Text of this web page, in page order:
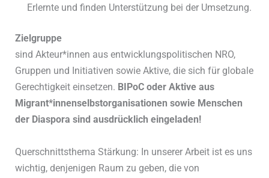
Erlernte und finden Unterstützung bei der Umsetzung.
Zielgruppe
sind Akteur*innen aus entwicklungspolitischen NRO,
Gruppen und Initiativen sowie Aktive, die sich für globale
Gerechtigkeit einsetzen. BIPoC oder Aktive aus
Migrant*innenselbstorganisationen sowie Menschen
der Diaspora sind ausdrücklich eingeladen!
Querschnittsthema Stärkung: In unserer Arbeit ist es uns
wichtig, denjenigen Raum zu geben, die von